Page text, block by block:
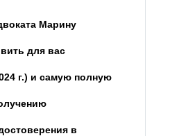
Марину
для вас
г.) и самую полную
в